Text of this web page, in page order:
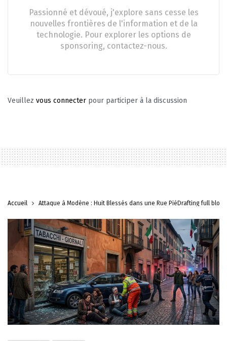
Passionné et dévoué, j'explore sans cesse les
nouvelles frontières de l'information et de la
technologie. Pour explorer les options de
sponsoring, contactez-nous.
Veuillez vous connecter pour participer à la discussion
Accueil Attaque à Modène : Huit Blessés dans une Rue PiéDrafting full blog